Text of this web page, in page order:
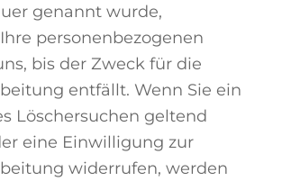
genannt wurde,
personenbezogenen
bis der Zweck für die
entfällt. Wenn Sie ein
Löschersuchen geltend
eine Einwilligung zur
widerrufen, werden